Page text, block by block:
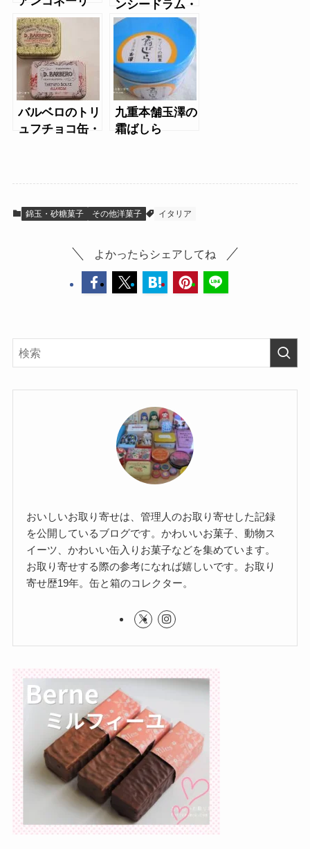
（缶）・ミック
スラムネ（缶）
ンシードラム・
キュビフルッタ
バルベロのトリ
ュフチョコ缶・
九重本舗玉澤の
霜ばしら
錦玉・砂糖菓子 その他洋菓子 イタリア
よかったらシェアしてね
おいしいお取り寄せは、管理人のお取り寄せした記録
を公開しているブログです。かわいいお菓子、動物ス
イーツ、かわいい缶入りお菓子などを集めています。
お取り寄せする際の参考になれば嬉しいです。お取り
寄せ歴19年。缶と箱のコレクター。